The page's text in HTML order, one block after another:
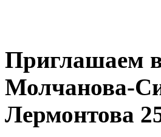
Приглашаем
Молчанова-
Лермонтова